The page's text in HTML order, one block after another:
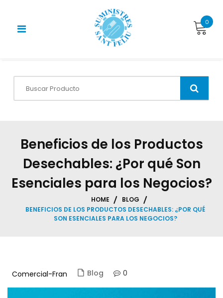
content
0
Beneficios de los Productos
Desechables: ¿Por qué Son
Esenciales para los Negocios?
HOME
BLOG
BENEFICIOS DE LOS PRODUCTOS DESECHABLES: ¿POR QUÉ
SON ESENCIALES PARA LOS NEGOCIOS?
Comercial-Fran Blog 0